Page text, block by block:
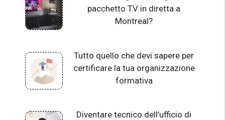
pacchetto TV in diretta a
Montreal?
Tutto quello che devi sapere per
certificare la tua organizzazione
formativa
Diventare tecnico dell’ufficio di